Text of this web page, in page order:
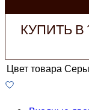
КУПИТЬ В
Цвет товара